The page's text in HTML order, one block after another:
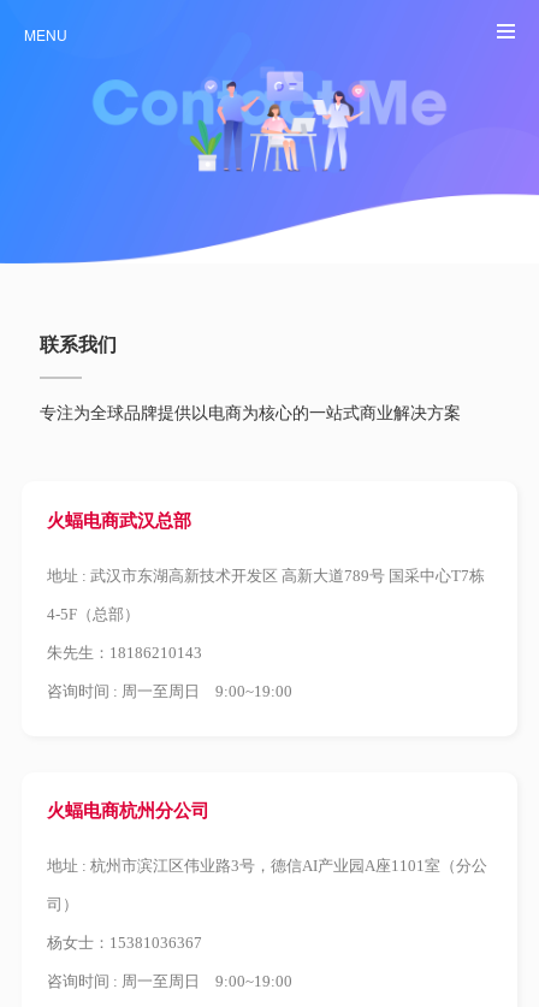
MENU
联系我们
专注为全球品牌提供以电商为核心的一站式商业解决方案
火蝠电商武汉总部
地址 : 武汉市东湖高新技术开发区 高新大道789号 国采中心T7栋
4-5F（总部）
朱先生：18186210143
咨询时间 : 周一至周日 9:00~19:00
火蝠电商杭州分公司
地址 : 杭州市滨江区伟业路3号，德信AI产业园A座1101室（分公
司）
杨女士：15381036367
咨询时间 : 周一至周日 9:00~19:00